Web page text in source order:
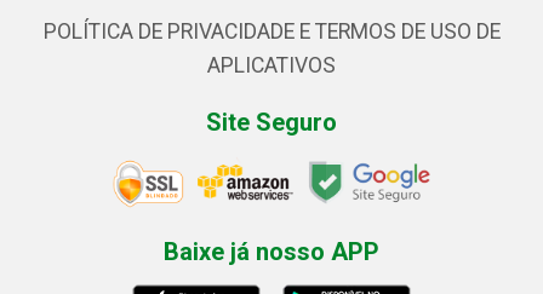
POLÍTICA DE PRIVACIDADE E TERMOS DE USO DE
APLICATIVOS
Site Seguro
Baixe já nosso APP